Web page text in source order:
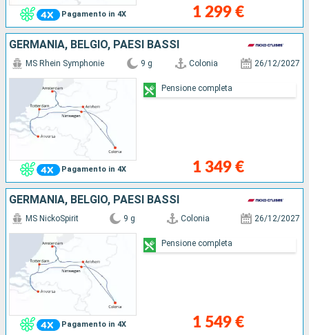
Pagamento in 4X 1 299 €
GERMANIA, BELGIO, PAESI BASSI
Pagamento in 4X
MS Rhein Symphonie 9 g Colonia 26/12/2027
1 349 €
Pensione completa
GERMANIA, BELGIO, PAESI BASSI
Pagamento in 4X
MS NickoSpirit 9 g Colonia 26/12/2027
1 549 €
Pensione completa